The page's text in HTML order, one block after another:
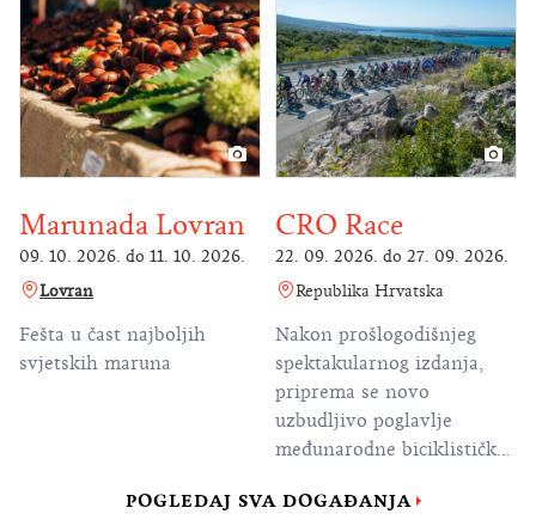
Najveće je to gimnastičko
natjecanje u Zagrebu i
Hrvatskoj u posljednja
četiri desetljeća, konkretno
od Univerzijade 1987.
Marunada Lovran
09. 10. 2026. do 11. 10. 2026.
Lovran
Fešta u čast najboljih
svjetskih maruna
CRO Race
22. 09. 2026. do 27. 09. 2026.
Republika Hrvatska
Nakon prošlogodišnjeg
spektakularnog izdanja,
priprema se novo
uzbudljivo poglavlje
međunarodne biciklističke
da još jednom pošalje
POGLEDAJ SVA DOGAĐANJA